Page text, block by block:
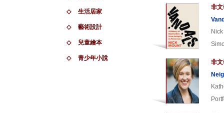
◇ 生活居家
◇ 藝術設計
◇ 兒童繪本
◇ 青少年小說
非
非